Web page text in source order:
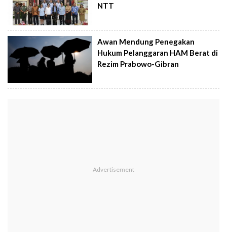
NTT
Awan Mendung Penegakan
Hukum Pelanggaran HAM Berat di
Rezim Prabowo-Gibran